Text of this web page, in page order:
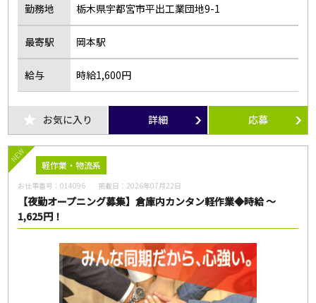
勤務地 栃木県宇都宮市平出工業団地9-1
最寄駅 岡本駅
給与 時給1,600円
お気に入り 詳細 応募
NEW
軽作業・物流系
お仕事番号：014096 掲載日： 2026年07月22日
【夜勤オープニング募集】倉庫内カンタン軽作業◆時給 ～
1,625円！